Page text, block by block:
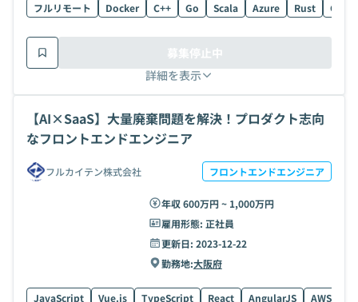
フルリモート Docker C++ Go Scala Azure Rust
詳細を表示
募集停止中
【AI×SaaS】大量廃棄問題を解決！プロダクト志向
なフロントエンドエンジニア
フルカイテン株式会社 フロントエンドエンジニア
年収 600万円 ~ 1,000万円
雇用形態: 正社員
更新日: 2023-12-22
勤務地:大阪府
JavaScript Vue.js TypeScript React AngularJS AWS